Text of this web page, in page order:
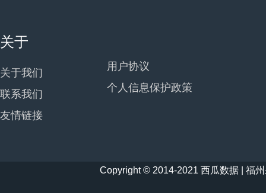
关于
关于我们
联系我们
友情链接
用户协议
个人信息保护政策
Copyright © 2014-2021 西瓜数据 | 福